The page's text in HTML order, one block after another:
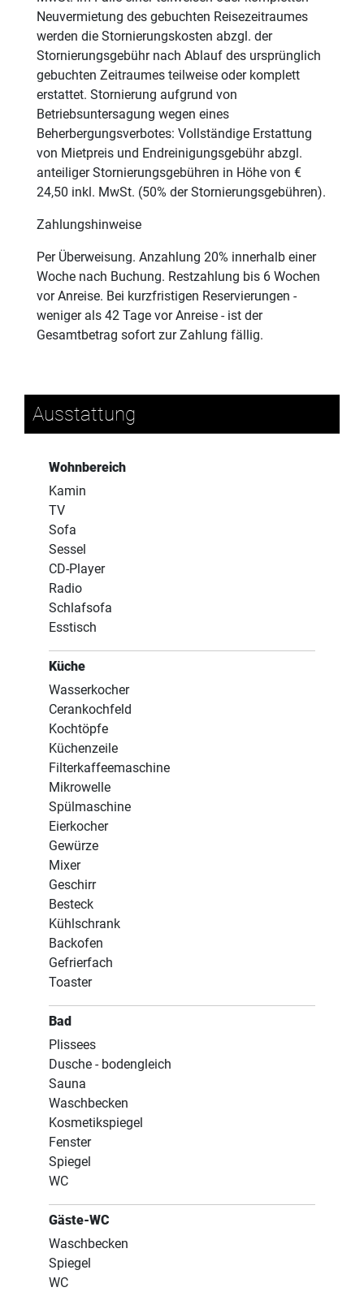
Neuvermietung des gebuchten Reisezeitraumes
werden die Stornierungskosten abzgl. der
Stornierungsgebühr nach Ablauf des ursprünglich
gebuchten Zeitraumes teilweise oder komplett
erstattet. Stornierung aufgrund von
Betriebsuntersagung wegen eines
Beherbergungsverbotes: Vollständige Erstattung
von Mietpreis und Endreinigungsgebühr abzgl.
anteiliger Stornierungsgebühren in Höhe von €
24,50 inkl. MwSt. (50% der Stornierungsgebühren).
Zahlungshinweise
Per Überweisung. Anzahlung 20% innerhalb einer
Woche nach Buchung. Restzahlung bis 6 Wochen
vor Anreise. Bei kurzfristigen Reservierungen -
weniger als 42 Tage vor Anreise - ist der
Gesamtbetrag sofort zur Zahlung fällig.
Ausstattung
Wohnbereich
Kamin
TV
Sofa
Sessel
CD-Player
Radio
Schlafsofa
Esstisch
Küche
Wasserkocher
Cerankochfeld
Kochtöpfe
Küchenzeile
Filterkaffeemaschine
Mikrowelle
Spülmaschine
Eierkocher
Gewürze
Mixer
Geschirr
Besteck
Kühlschrank
Backofen
Gefrierfach
Toaster
Bad
Plissees
Dusche - bodengleich
Sauna
Waschbecken
Kosmetikspiegel
Fenster
Spiegel
WC
Gäste-WC
Waschbecken
Spiegel
WC